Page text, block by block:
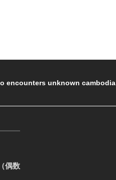
encounters unknown cambodia
偶数